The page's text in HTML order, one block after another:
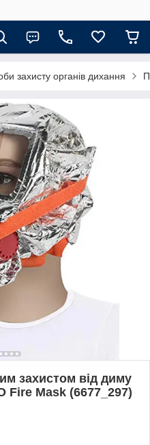
захисту органів дихання
захистом від диму
Fire Mask (6677_297)